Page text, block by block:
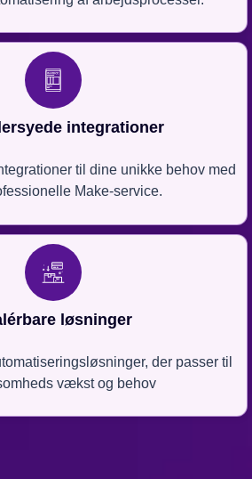
integrationer
til dine unikke behov med
Make-service.
løsninger
der passer til
vækst og behov